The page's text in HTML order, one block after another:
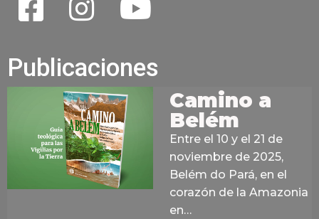
Publicaciones
Camino a
Belém
Entre el 10 y el 21 de
noviembre de 2025,
Belém do Pará, en el
corazón de la Amazonia
en…